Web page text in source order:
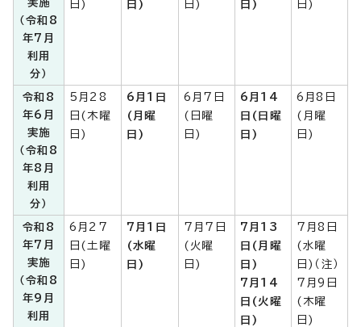
実施
（令和8
年7月
利用
分）
日) 日) 日) 日) 日)
令和8
年6月
実施
（令和8
年8月
利用
分）
5月28
日(木曜
日)
6月1日
(月曜
日)
6月7日
(日曜
日)
6月14
日(日曜
日)
6月8日
(月曜
日)
令和8
年7月
実施
（令和8
年9月
利用
6月27
日(土曜
日)
7月1日
(水曜
日)
7月7日
(火曜
日)
7月13
日(月曜
日)
7月14
日(火曜
日)
7月8日
(水曜
日)（注）
7月9日
(木曜
日)